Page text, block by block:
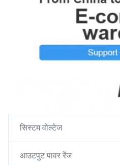
सिस्टम वोल्टेज
आउटपुट पावर रेंज